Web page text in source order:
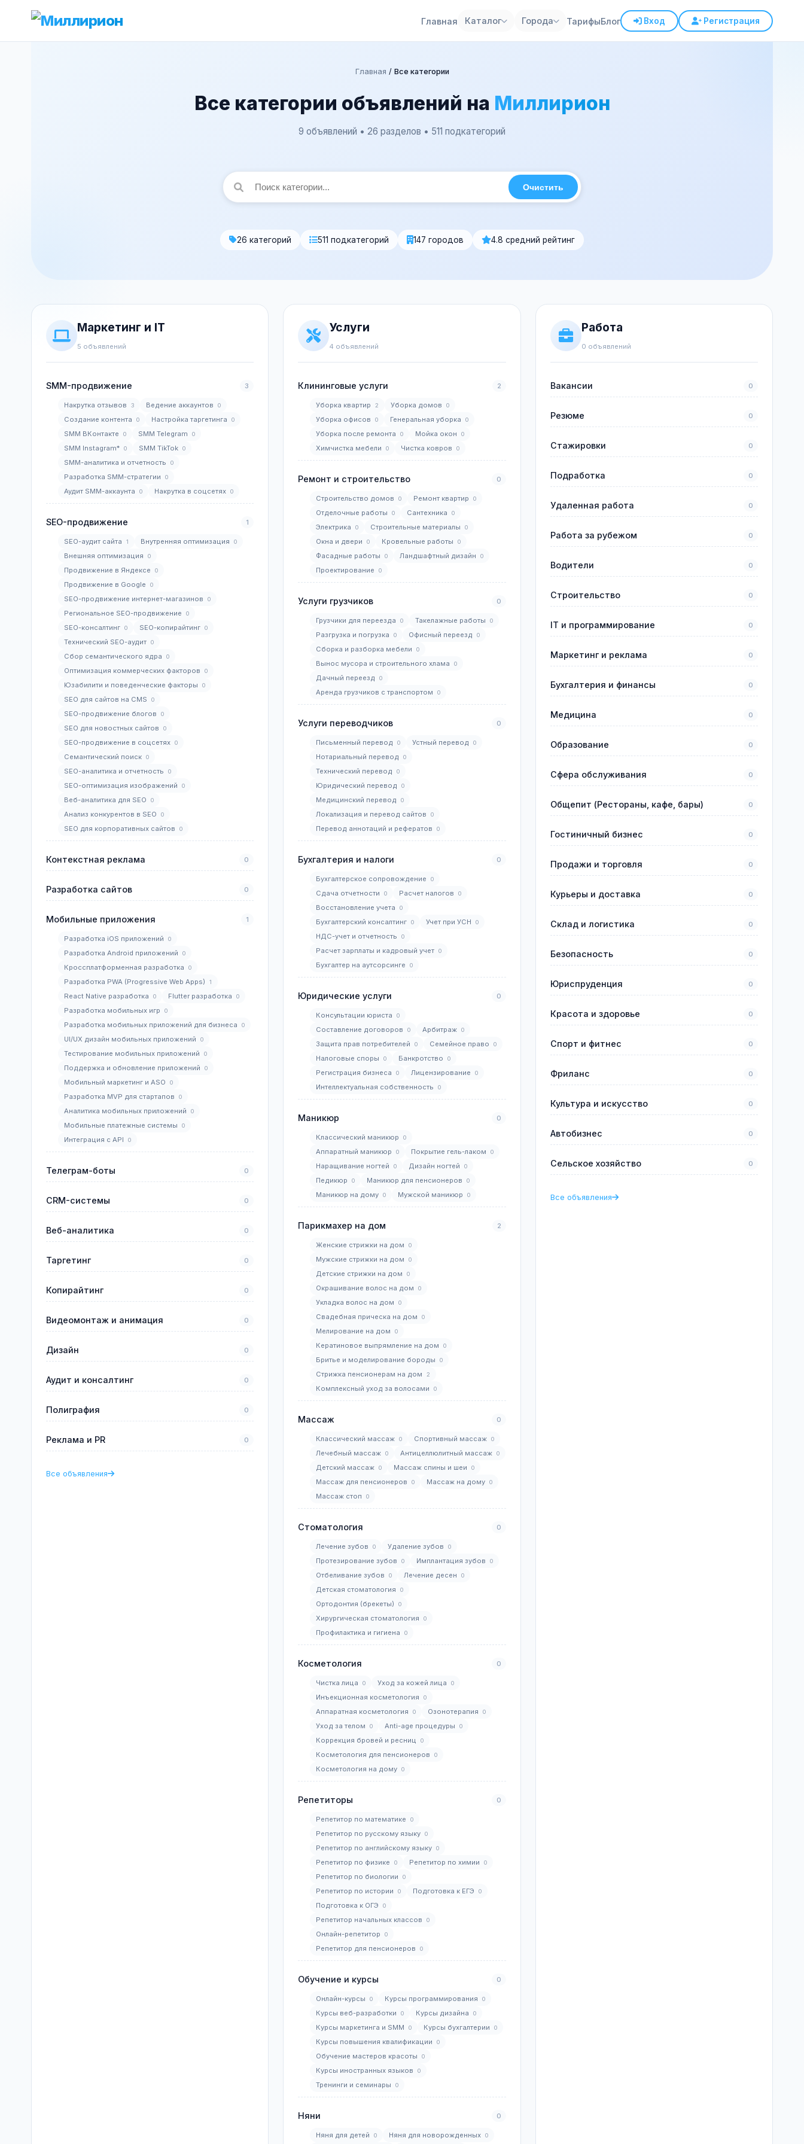
Главная Каталог Города ТарифыБлог Вход Регистрация
Главная / Все категории
Все категории объявлений на Миллирион
9 объявлений • 26 разделов • 511 подкатегорий
Очистить
26 категорий 511 подкатегорий 147 городов 4.8 средний рейтинг
Маркетинг и IT
5 объявлений
SMM-продвижение 3
Накрутка отзывов 3 Ведение аккаунтов 0
Создание контента 0 Настройка таргетинга 0
SMM ВКонтакте 0 SMM Telegram 0
SMM Instagram* 0 SMM TikTok 0
SMM-аналитика и отчетность 0
Разработка SMM-стратегии 0
Аудит SMM-аккаунта 0 Накрутка в соцсетях 0
SEO-продвижение 1
SEO-аудит сайта 1 Внутренняя оптимизация 0
Внешняя оптимизация 0
Продвижение в Яндексе 0
Продвижение в Google 0
SEO-продвижение интернет-магазинов 0
Региональное SEO-продвижение 0
SEO-консалтинг 0 SEO-копирайтинг 0
Технический SEO-аудит 0
Сбор семантического ядра 0
Оптимизация коммерческих факторов 0
Юзабилити и поведенческие факторы 0
SEO для сайтов на CMS 0
SEO-продвижение блогов 0
SEO для новостных сайтов 0
SEO-продвижение в соцсетях 0
Семантический поиск 0
SEO-аналитика и отчетность 0
SEO-оптимизация изображений 0
Веб-аналитика для SEO 0
Анализ конкурентов в SEO 0
SEO для корпоративных сайтов 0
Контекстная реклама 0
Разработка сайтов 0
Мобильные приложения 1
Разработка iOS приложений 0
Разработка Android приложений 0
Кроссплатформенная разработка 0
Разработка PWA (Progressive Web Apps) 1
React Native разработка 0 Flutter разработка 0
Разработка мобильных игр 0
Разработка мобильных приложений для бизнеса 0
UI/UX дизайн мобильных приложений 0
Тестирование мобильных приложений 0
Поддержка и обновление приложений 0
Мобильный маркетинг и ASO 0
Разработка MVP для стартапов 0
Аналитика мобильных приложений 0
Мобильные платежные системы 0
Интеграция с API 0
Телеграм-боты 0
CRM-системы 0
Веб-аналитика 0
Таргетинг 0
Копирайтинг 0
Видеомонтаж и анимация 0
Дизайн 0
Аудит и консалтинг 0
Полиграфия 0
Реклама и PR 0
Все объявления
Услуги
4 объявлений
Клининговые услуги 2
Уборка квартир 2 Уборка домов 0
Уборка офисов 0 Генеральная уборка 0
Уборка после ремонта 0 Мойка окон 0
Химчистка мебели 0 Чистка ковров 0
Ремонт и строительство 0
Строительство домов 0 Ремонт квартир 0
Отделочные работы 0 Сантехника 0
Электрика 0 Строительные материалы 0
Окна и двери 0 Кровельные работы 0
Фасадные работы 0 Ландшафтный дизайн 0
Проектирование 0
Услуги грузчиков 0
Грузчики для переезда 0 Такелажные работы 0
Разгрузка и погрузка 0 Офисный переезд 0
Сборка и разборка мебели 0
Вынос мусора и строительного хлама 0
Дачный переезд 0
Аренда грузчиков с транспортом 0
Услуги переводчиков 0
Письменный перевод 0 Устный перевод 0
Нотариальный перевод 0
Технический перевод 0
Юридический перевод 0
Медицинский перевод 0
Локализация и перевод сайтов 0
Перевод аннотаций и рефератов 0
Бухгалтерия и налоги 0
Бухгалтерское сопровождение 0
Сдача отчетности 0 Расчет налогов 0
Восстановление учета 0
Бухгалтерский консалтинг 0 Учет при УСН 0
НДС-учет и отчетность 0
Расчет зарплаты и кадровый учет 0
Бухгалтер на аутсорсинге 0
Юридические услуги 0
Консультации юриста 0
Составление договоров 0 Арбитраж 0
Защита прав потребителей 0 Семейное право 0
Налоговые споры 0 Банкротство 0
Регистрация бизнеса 0 Лицензирование 0
Интеллектуальная собственность 0
Маникюр 0
Классический маникюр 0
Аппаратный маникюр 0 Покрытие гель-лаком 0
Наращивание ногтей 0 Дизайн ногтей 0
Педикюр 0 Маникюр для пенсионеров 0
Маникюр на дому 0 Мужской маникюр 0
Парикмахер на дом 2
Женские стрижки на дом 0
Мужские стрижки на дом 0
Детские стрижки на дом 0
Окрашивание волос на дом 0
Укладка волос на дом 0
Свадебная прическа на дом 0
Мелирование на дом 0
Кератиновое выпрямление на дом 0
Бритье и моделирование бороды 0
Стрижка пенсионерам на дом 2
Комплексный уход за волосами 0
Массаж 0
Классический массаж 0 Спортивный массаж 0
Лечебный массаж 0 Антицеллюлитный массаж 0
Детский массаж 0 Массаж спины и шеи 0
Массаж для пенсионеров 0 Массаж на дому 0
Массаж стоп 0
Стоматология 0
Лечение зубов 0 Удаление зубов 0
Протезирование зубов 0 Имплантация зубов 0
Отбеливание зубов 0 Лечение десен 0
Детская стоматология 0
Ортодонтия (брекеты) 0
Хирургическая стоматология 0
Профилактика и гигиена 0
Косметология 0
Чистка лица 0 Уход за кожей лица 0
Инъекционная косметология 0
Аппаратная косметология 0 Озонотерапия 0
Уход за телом 0 Anti-age процедуры 0
Коррекция бровей и ресниц 0
Косметология для пенсионеров 0
Косметология на дому 0
Репетиторы 0
Репетитор по математике 0
Репетитор по русскому языку 0
Репетитор по английскому языку 0
Репетитор по физике 0 Репетитор по химии 0
Репетитор по биологии 0
Репетитор по истории 0 Подготовка к ЕГЭ 0
Подготовка к ОГЭ 0
Репетитор начальных классов 0
Онлайн-репетитор 0
Репетитор для пенсионеров 0
Обучение и курсы 0
Онлайн-курсы 0 Курсы программирования 0
Курсы веб-разработки 0 Курсы дизайна 0
Курсы маркетинга и SMM 0 Курсы бухгалтерии 0
Курсы повышения квалификации 0
Обучение мастеров красоты 0
Курсы иностранных языков 0
Тренинги и семинары 0
Няни 0
Няня для детей 0 Няня для новорожденных 0
Работа
0 объявлений
Вакансии 0
Резюме 0
Стажировки 0
Подработка 0
Удаленная работа 0
Работа за рубежом 0
Водители 0
Строительство 0
IT и программирование 0
Маркетинг и реклама 0
Бухгалтерия и финансы 0
Медицина 0
Образование 0
Сфера обслуживания 0
Общепит (Рестораны, кафе, бары) 0
Гостиничный бизнес 0
Продажи и торговля 0
Курьеры и доставка 0
Склад и логистика 0
Безопасность 0
Юриспруденция 0
Красота и здоровье 0
Спорт и фитнес 0
Фриланс 0
Культура и искусство 0
Автобизнес 0
Сельское хозяйство 0
Все объявления